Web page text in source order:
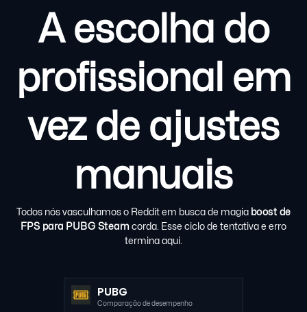
A escolha do
profissional em
vez de ajustes
manuais
Todos nós vasculhamos o Reddit em busca de magia boost de
FPS para PUBG Steamcorda. Esse ciclo de tentativa e erro
termina aqui.
PUBG
Comparação de desempenho